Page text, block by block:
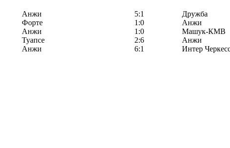
Анжи 5:1
Дружба
Форте 1:0
Анжи
Анжи 1:0
Машук-КМВ
Туапсе 2:6
Анжи
Анжи 6:1
Интер